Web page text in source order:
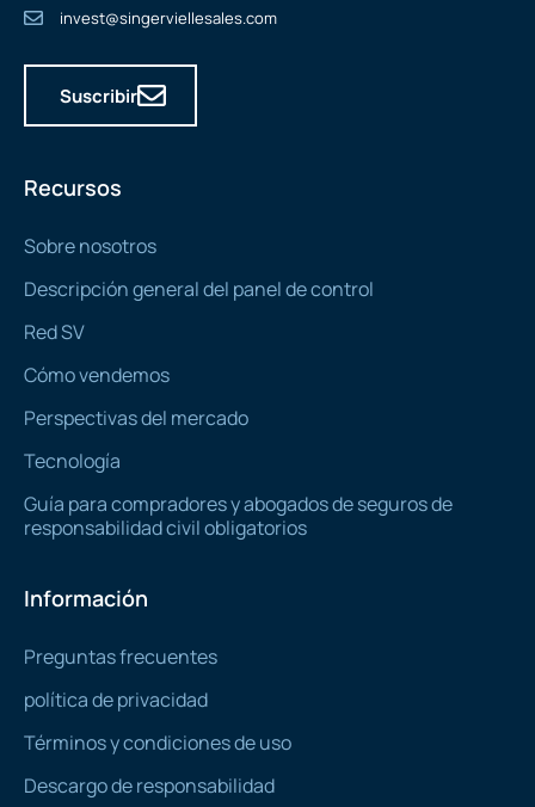
Recursos
Sobre nosotros
Descripción general del panel de control
Red SV
Cómo vendemos
Perspectivas del mercado
Tecnología
Guía para compradores y abogados de seguros de
responsabilidad civil obligatorios
Información
Preguntas frecuentes
política de privacidad
Términos y condiciones de uso
Descargo de responsabilidad
invest@singerviellesales.com
Suscribir